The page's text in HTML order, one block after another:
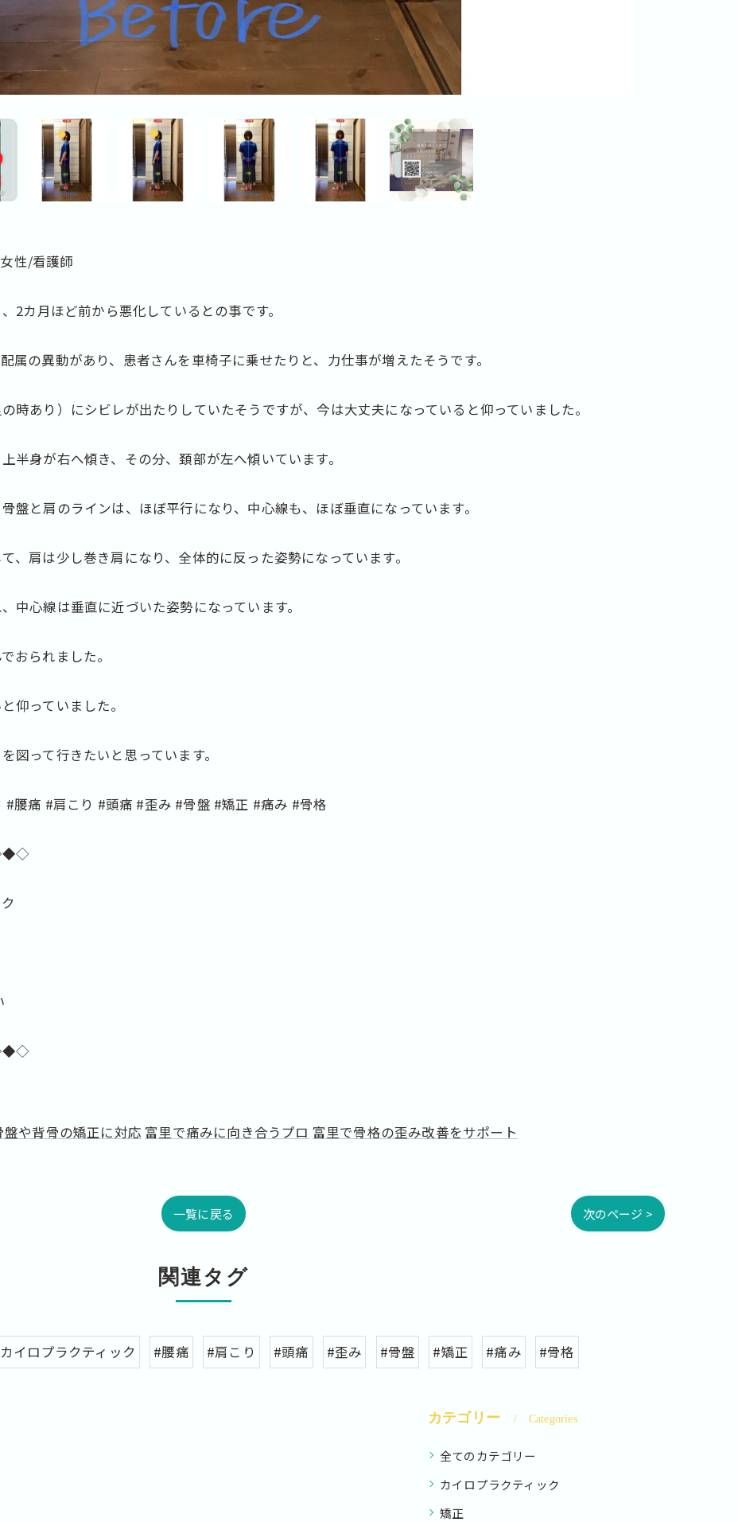
性/看護師
2カ月ほど前から悪化しているとの事です。
属の異動があり、患者さんを車椅子に乗せたりと、力仕事が増えたそうです。
時あり）にシビレが出たりしていたそうですが、今は大丈夫になっていると仰っていました。
半身が右へ傾き、その分、頚部が左へ傾いています。
盤と肩のラインは、ほぼ平行になり、中心線も、ほぼ垂直になっています。
、肩は少し巻き肩になり、全体的に反った姿勢になっています。
中心線は垂直に近づいた姿勢になっています。
おられました。
仰っていました。
図って行きたいと思っています。
腰痛 #肩こり #頭痛 #歪み #骨盤 #矯正 #痛み #骨格
盤や背骨の矯正に対応 富里で痛みに向き合うプロ 富里で骨格の歪み改善をサポート
一覧に戻る 次のページ >
関連タグ
イロプラクティック #腰痛 #肩こり #頭痛 #歪み #骨盤 #矯正 #痛み #骨格
カテゴリー Categories
全てのカテゴリー
カイロプラクティック
矯正